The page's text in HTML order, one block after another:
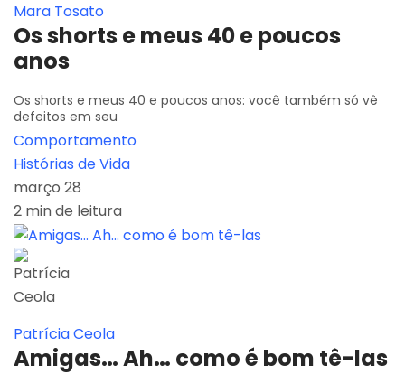
Mara Tosato
Os shorts e meus 40 e poucos
anos
Os shorts e meus 40 e poucos anos: você também só vê
defeitos em seu
Comportamento
Histórias de Vida
março 28
2 min de leitura
Patrícia Ceola
Amigas… Ah… como é bom tê-las